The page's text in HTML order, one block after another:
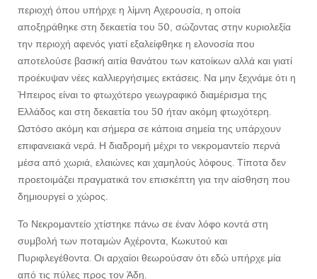
περιοχή όπου υπήρχε η λίμνη Αχερουσία, η οποία
αποξηράθηκε στη δεκαετία του 50, σώζοντας στην κυριολεξία
την περιοχή αφενός γιατί εξαλείφθηκε η ελονοσία που
αποτελούσε βασική αιτία θανάτου των κατοίκων αλλά και γιατί
προέκυψαν νέες καλλιεργήσιμες εκτάσεις. Να μην ξεχνάμε ότι η
Ήπειρος είναι το φτωχότερο γεωγραφικό διαμέρισμα της
Ελλάδος και στη δεκαετία του 50 ήταν ακόμη φτωχότερη.
Ωστόσο ακόμη και σήμερα σε κάποια σημεία της υπάρχουν
επιφανειακά νερά. Η διαδρομή μέχρι το νεκρομαντείο περνά
μέσα από χωριά, ελαιώνες και χαμηλούς λόφους. Τίποτα δεν
προετοιμάζει πραγματικά τον επισκέπτη για την αίσθηση που
δημιουργεί ο χώρος.
Το Νεκρομαντείο χτίστηκε πάνω σε έναν λόφο κοντά στη
συμβολή των ποταμών Αχέροντα, Κωκυτού και
Πυριφλεγέθοντα. Οι αρχαίοι θεωρούσαν ότι εδώ υπήρχε μία
από τις πύλες προς τον Άδη.